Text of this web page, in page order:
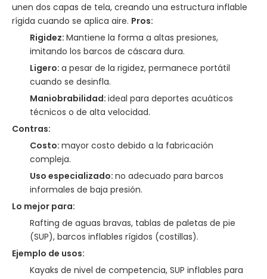
unen dos capas de tela, creando una estructura inflable
rígida cuando se aplica aire. Pros:
Rigidez: Mantiene la forma a altas presiones,
imitando los barcos de cáscara dura.
Ligero: a pesar de la rigidez, permanece portátil
cuando se desinfla.
Maniobrabilidad: ideal para deportes acuáticos
técnicos o de alta velocidad.
Contras:
Costo: mayor costo debido a la fabricación
compleja.
Uso especializado: no adecuado para barcos
informales de baja presión.
Lo mejor para:
Rafting de aguas bravas, tablas de paletas de pie
(SUP), barcos inflables rígidos (costillas).
Ejemplo de usos:
Kayaks de nivel de competencia, SUP inflables para